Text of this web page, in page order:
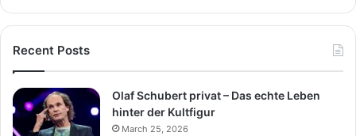
Recent Posts
Olaf Schubert privat – Das echte Leben
hinter der Kultfigur
March 25, 2026